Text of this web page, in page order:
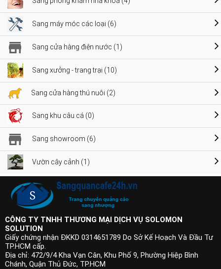
Sang máy móc các loại (6)
Sang cửa hàng điện nước (1)
Sang xưởng - trang trại (10)
Sang cửa hàng thú nuôi (2)
Sang khu câu cá (0)
Sang showroom (6)
Vườn cây cảnh (1)
CÔNG TY TNHH THƯƠNG MẠI DỊCH VỤ SOLOMON
SOLUTION
Giấy chứng nhận ĐKKD 0314651789 Do Sở Kế Hoạch Và Đầu Tư
TP.HCM cấp.
Địa chỉ: 472/9/4 Kha Vạn Cân, Khu Phố 9, Phường Hiệp Bình
Chánh, Quận Thủ Đức, TP.HCM